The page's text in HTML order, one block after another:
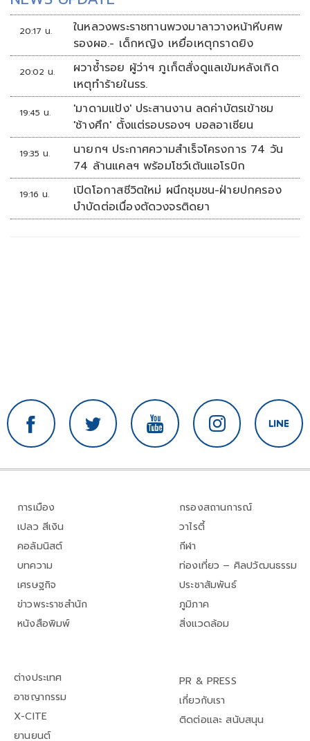
20:17 น.
ในหลวงพระราชทานพวงมาลาวางหน้าหีบศพ
รองผอ.- เด็กหญิง เหยื่อเหตุกราดยิง
20:02 น.
ผวาซ้ำรอย ผู้ว่าฯ ภูเก็ตสั่งดูแลเข้มหลังเกิด
เหตุทำร้ายในรร.
19:45 น.
'มาดามแป้ง' ประสานงาน ลดค่าบัตรเข้าชม
'ช้างศึก' ตั้งแต่รอบรองฯ บอลอาเซียน
19:35 น.
นายกฯ ประกาศความสำเร็จโครงการ 74 วัน
74 ล้านแคลฯ พร้อมโชว์เต้นแอโรบิก
19:16 น.
เปิดโอกาสชีวิตใหม่ ผนึกชุมชน-ฝ่ายปกครอง
บำบัดต่อเนื่องตัดวงจรติดยา
การเมือง
เปลว สีเงิน
คอลัมนิสต์
บทความ
เศรษฐกิจ
ข่าวพระราชสำนัก
หนังสือพิมพ์
กรองสถานการณ์
วาไรตี้
กีฬา
ท่องเที่ยว – ศิลปวัฒนธรรม
ประชาสัมพันธ์
ภูมิภาค
สิ่งแวดล้อม
ต่างประเทศ
อาชญากรรม
X-CITE
ยานยนต์
PR & PRESS
เกี่ยวกับเรา
ติดต่อและ สนับสนุน